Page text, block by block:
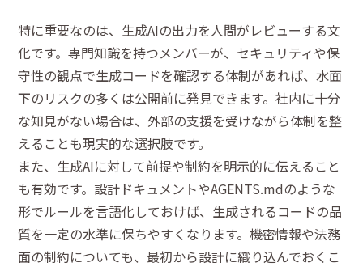
特に重要なのは、生成AIの出力を人間がレビューする文
化です。専門知識を持つメンバーが、セキュリティや保
守性の観点で生成コードを確認する体制があれば、水面
下のリスクの多くは公開前に発見できます。社内に十分
な知見がない場合は、外部の支援を受けながら体制を整
えることも現実的な選択肢です。
また、生成AIに対して前提や制約を明示的に伝えること
も有効です。設計ドキュメントやAGENTS.mdのような
形でルールを言語化しておけば、生成されるコードの品
質を一定の水準に保ちやすくなります。機密情報や法務
面の制約についても、最初から設計に織り込んでおくこ